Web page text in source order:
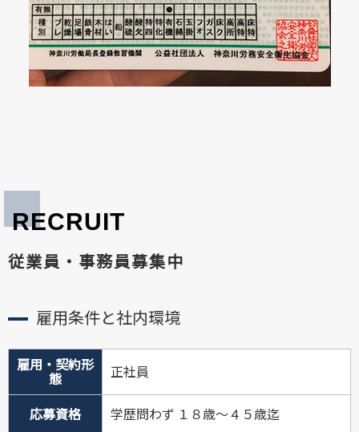
RECRUIT
従業員・事務員募集中
雇用条件と社内環境
雇用・契約形
態
正社員
応募資格 学歴問わず １８歳〜４５歳迄